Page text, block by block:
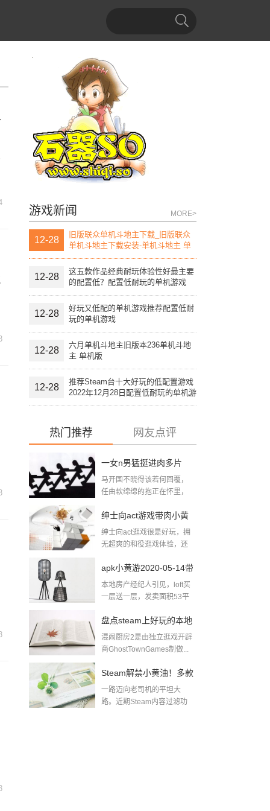
游戏新闻 MORE>
12-28
旧版联众单机斗地主下载_旧版联众
单机斗地主下载安装-单机斗地主 单
机版
12-28
这五款作品经典耐玩体验性好最主要
的配置低？配置低耐玩的单机游戏
12-28
好玩又低配的单机游戏推荐配置低耐
玩的单机游戏
12-28
六月单机斗地主旧版本236单机斗地
主 单机版
12-28
推荐Steam台十大好玩的低配置游戏
2022年12月28日配置低耐玩的单机游
戏
热门推荐 网友点评
一女n男猛挺进肉多片
段：大尺寸的小黄说说
马开国不晓得该若何回覆，
任由软绵绵的抱正在怀里，
绅士向act游戏带肉小黄
游下载
绅士向act逛戏很是好玩，拥
无超爽的和役逛戏体验，还
apk小黄游2020-05-14带
肉小黄游下载
本地房产经纪人引见，loft买
一层送一层，发卖面积53平
盘点steam上好玩的本地
多人游戏pc同屏双人游
混闹厨房2是由独立逛戏开辟
商GhostTownGames制做...
Steam解禁小黄油！多款
游戏迅速推出无和谐更
一路迈向老司机的平坦大
路。近期Steam内容过滤功